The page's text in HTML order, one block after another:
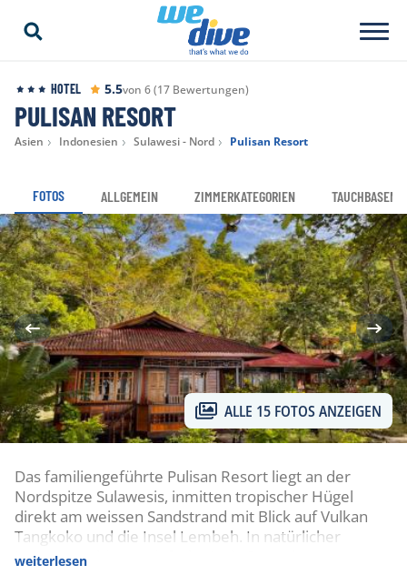
HOTEL 5.5von 6 (17 Bewertungen)
PULISAN RESORT
Asien Indonesien Sulawesi - Nord Pulisan Resort
FOTOS ALLGEMEIN ZIMMERKATEGORIEN TAUCHBASEN
ALLE 15 FOTOS ANZEIGEN
Das familiengeführte Pulisan Resort liegt an der
Nordspitze Sulawesis, inmitten tropischer Hügel
direkt am weissen Sandstrand mit Blick auf Vulkan
Tangkoko und die Insel Lembeh. In natürlicher
Umgebung bieten einfache Holz‑Bungalows,
weiterlesen